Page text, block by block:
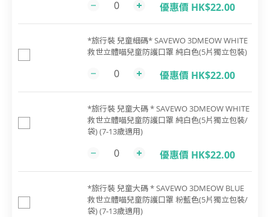
優惠價 HK$22.00
*旅行裝 兒童細碼* SAVEWO 3DMEOW WHITE
救世立體喵兒童防護口罩 純白色(5片獨立包裝)
優惠價 HK$22.00
*旅行裝 兒童大碼 * SAVEWO 3DMEOW WHITE
救世立體喵兒童防護口罩 純白色(5片獨立包裝/
袋) (7-13歲適用)
優惠價 HK$22.00
*旅行裝 兒童大碼 * SAVEWO 3DMEOW BLUE
救世立體喵兒童防護口罩 粉藍色(5片獨立包裝/
袋) (7-13歲適用)